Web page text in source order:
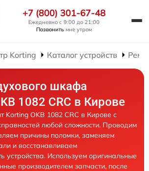
+7 (800) 301-67-48
Ежедневно с 9:00 до 21:00
Позвонить мне утром
Korting Каталог устройств
шкафа
1082 CRC в Кирове
Korting OKB 1082 CRC в Кирове с
любой сложности. Проводим
причины поломки, заменяем
и восстанавливаем
устройства. Используем оригинальные
производителем запчасти, после